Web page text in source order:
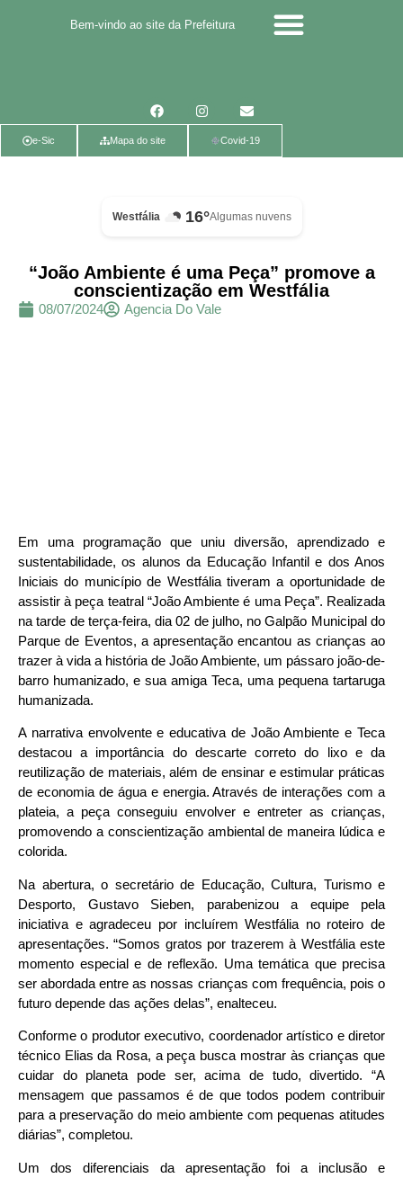
Bem-vindo ao site da Prefeitura
e-Sic Mapa do site Covid-19
Westfália 16°Algumas nuvens
“João Ambiente é uma Peça” promove a
conscientização em Westfália
08/07/2024 Agencia Do Vale
Em uma programação que uniu diversão, aprendizado e
sustentabilidade, os alunos da Educação Infantil e dos Anos
Iniciais do município de Westfália tiveram a oportunidade de
assistir à peça teatral “João Ambiente é uma Peça”. Realizada
na tarde de terça-feira, dia 02 de julho, no Galpão Municipal do
Parque de Eventos, a apresentação encantou as crianças ao
trazer à vida a história de João Ambiente, um pássaro joão-de-
barro humanizado, e sua amiga Teca, uma pequena tartaruga
humanizada.
A narrativa envolvente e educativa de João Ambiente e Teca
destacou a importância do descarte correto do lixo e da
reutilização de materiais, além de ensinar e estimular práticas
de economia de água e energia. Através de interações com a
plateia, a peça conseguiu envolver e entreter as crianças,
promovendo a conscientização ambiental de maneira lúdica e
colorida.
Na abertura, o secretário de Educação, Cultura, Turismo e
Desporto, Gustavo Sieben, parabenizou a equipe pela
iniciativa e agradeceu por incluírem Westfália no roteiro de
apresentações. “Somos gratos por trazerem à Westfália este
momento especial e de reflexão. Uma temática que precisa
ser abordada entre as nossas crianças com frequência, pois o
futuro depende das ações delas”, enalteceu.
Conforme o produtor executivo, coordenador artístico e diretor
técnico Elias da Rosa, a peça busca mostrar às crianças que
cuidar do planeta pode ser, acima de tudo, divertido. “A
mensagem que passamos é de que todos podem contribuir
para a preservação do meio ambiente com pequenas atitudes
diárias”, completou.
Um dos diferenciais da apresentação foi a inclusão e